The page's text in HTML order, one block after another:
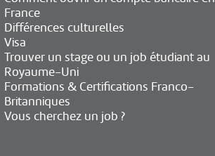
France
Différences culturelles
Visa
Trouver un stage ou un job étudiant au
Royaume-Uni
Formations & Certifications Franco-
Britanniques
Vous cherchez un job ?